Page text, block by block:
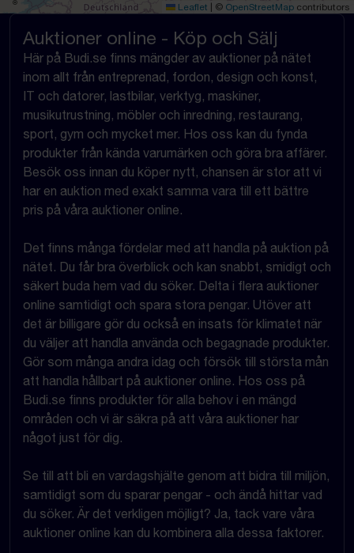
Leaflet © OpenStreetMap contributors
Auktioner online - Köp och Sälj
Här på Budi.se finns mängder av auktioner på nätet
inom allt från entreprenad, fordon, design och konst,
IT och datorer, lastbilar, verktyg, maskiner,
musikutrustning, möbler och inredning, restaurang,
sport, gym och mycket mer. Hos oss kan du fynda
produkter från kända varumärken och göra bra affärer.
Besök oss innan du köper nytt, chansen är stor att vi
har en auktion med exakt samma vara till ett bättre
pris på våra auktioner online.
Det finns många fördelar med att handla på auktion på
nätet. Du får bra överblick och kan snabbt, smidigt och
säkert buda hem vad du söker. Delta i flera auktioner
online samtidigt och spara stora pengar. Utöver att
det är billigare gör du också en insats för klimatet när
du väljer att handla använda och begagnade produkter.
Gör som många andra idag och försök till största mån
att handla hållbart på auktioner online. Hos oss på
Budi.se finns produkter för alla behov i en mängd
områden och vi är säkra på att våra auktioner har
något just för dig.
Se till att bli en vardagshjälte genom att bidra till miljön,
samtidigt som du sparar pengar - och ändå hittar vad
du söker. Är det verkligen möjligt? Ja, tack vare våra
auktioner online kan du kombinera alla dessa faktorer.